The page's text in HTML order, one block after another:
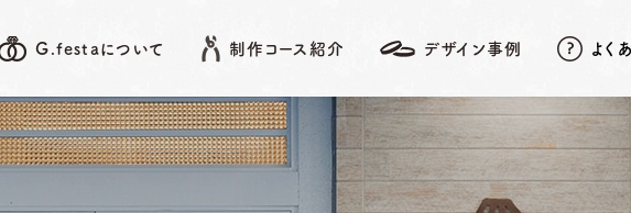
G.festaについて
FEATURE
制作コース紹介
COURSE
デザイン事例
DESIGN ARCHIVE
よく
SHOP LIST